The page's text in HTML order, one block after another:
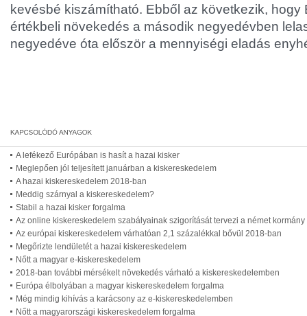
kevésbé kiszámítható. Ebből az következik, hogy
értékbeli növekedés a második negyedévben
negyedéve óta először a mennyiségi eladás
A lefékező Európában is hasít a hazai kisker
Meglepően jól teljesített januárban a kiskereskedelem
A hazai kiskereskedelem 2018-ban
Meddig szárnyal a kiskereskedelem?
Stabil a hazai kisker forgalma
Az online kiskereskedelem szabályainak szigorítását tervezi a német kormány
Az európai kiskereskedelem várhatóan 2,1 százalékkal bővül 2018-ban
Megőrizte lendületét a hazai kiskereskedelem
Nőtt a magyar e-kiskereskedelem
2018-ban további mérsékelt növekedés várható a kiskereskedelemben
Európa élbolyában a magyar kiskereskedelem forgalma
Még mindig kihívás a karácsony az e-kiskereskedelemben
Nőtt a magyarországi kiskereskedelem forgalma